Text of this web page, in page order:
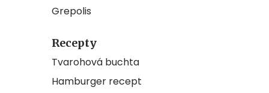
Grepolis
Recepty
Tvarohová buchta
Hamburger recept